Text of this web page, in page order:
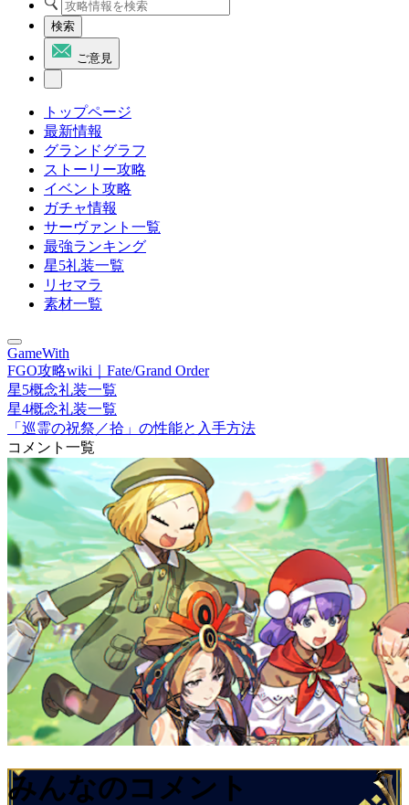
検索
ご意見
トップページ
最新情報
グランドグラフ
ストーリー攻略
イベント攻略
ガチャ情報
サーヴァント一覧
最強ランキング
星5礼装一覧
リセマラ
素材一覧
GameWith
FGO攻略wiki｜Fate/Grand Order
星5概念礼装一覧
星4概念礼装一覧
「巡霊の祝祭／拾」の性能と入手方法
コメント一覧
みんなのコメント